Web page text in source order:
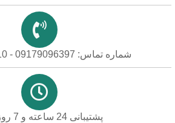
شماره تماس: 09179096397 - 09172275110
پشتیبانی 24 ساعته و 7 روز هفته